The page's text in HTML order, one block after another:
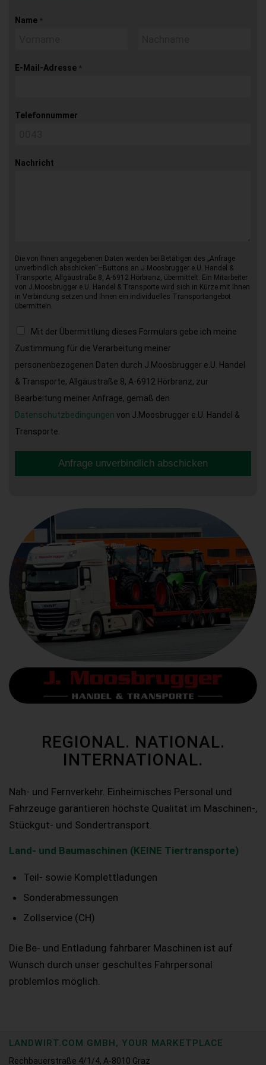
Name *
E-Mail-Adresse *
Telefonnummer
Nachricht
Die von Ihnen angegebenen Daten werden bei Betätigen des „Anfrage
unverbindlich abschicken“–Buttons an J.Moosbrugger e.U. Handel &
Transporte, Allgäustraße 8, A-6912 Hörbranz, übermittelt. Ein Mitarbeiter
von J.Moosbrugger e.U. Handel & Transporte wird sich in Kürze mit Ihnen
in Verbindung setzen und Ihnen ein individuelles Transportangebot
übermitteln.
Mit der Übermittlung dieses Formulars gebe ich meine
Zustimmung für die Verarbeitung meiner
personenbezogenen Daten durch J.Moosbrugger e.U. Handel
& Transporte, Allgäustraße 8, A-6912 Hörbranz, zur
Bearbeitung meiner Anfrage, gemäß den
Datenschutzbedingungen von J.Moosbrugger e.U. Handel &
Transporte.
Anfrage unverbindlich abschicken
REGIONAL. NATIONAL.
INTERNATIONAL.
Nah- und Fernverkehr. Einheimisches Personal und
Fahrzeuge garantieren höchste Qualität im Maschinen-,
Stückgut- und Sondertransport.
Land- und Baumaschinen (KEINE Tiertransporte)
Teil- sowie Komplettladungen
Sonderabmessungen
Zollservice (CH)
Die Be- und Entladung fahrbarer Maschinen ist auf
Wunsch durch unser geschultes Fahrpersonal
problemlos möglich.
LANDWIRT.COM GMBH, YOUR MARKETPLACE
Rechbauerstraße 4/1/4, A-8010 Graz